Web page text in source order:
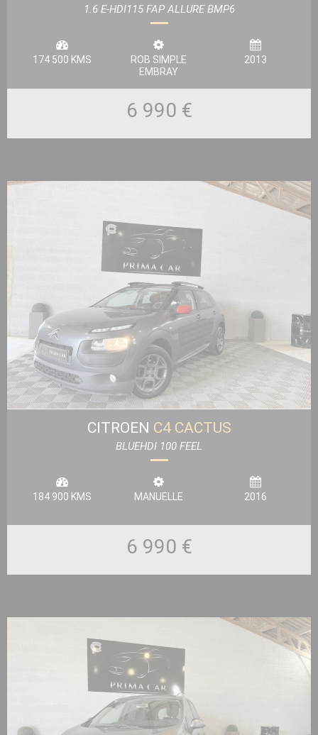
1.6 E-HDI115 FAP ALLURE BMP6
174 500 KMS
ROB SIMPLE
EMBRAY
2013
6 990 €
CITROEN C4 CACTUS
BLUEHDI 100 FEEL
184 900 KMS MANUELLE 2016
6 990 €